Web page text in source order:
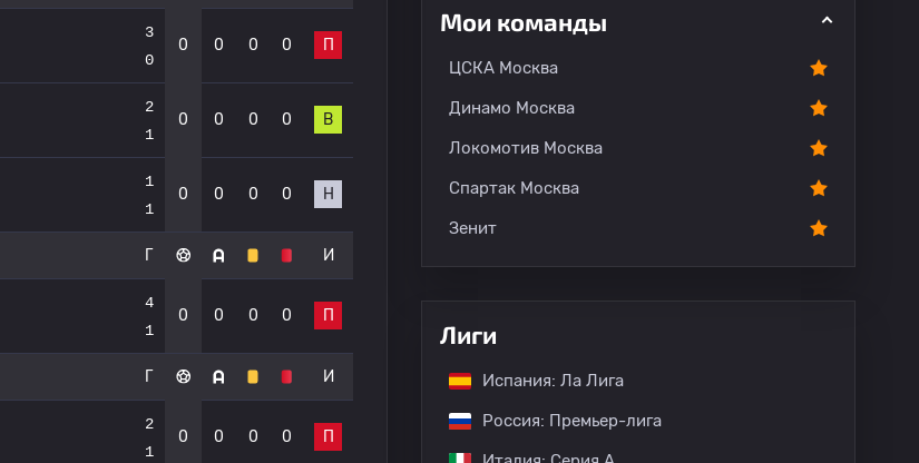
3
0
0 0 0 0 П
2
1
0 0 0 0 В
1
1
0 0 0 0 Н
Г И
4
1
0 0 0 0 П
Г И
2
1
0 0 0 0 П
Мои команды
ЦСКА Москва
Динамо Москва
Локомотив Москва
Спартак Москва
Зенит
Лиги
Испания: Ла Лига
Россия: Премьер-лига